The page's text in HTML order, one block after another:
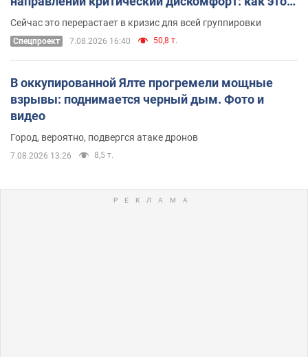
удалось
Сейчас это перерастает в кризис для всей группировки
Спецпроект 7.08.2026 16:40 50,8 т.
В оккупированной Ялте прогремели мощные
взрывы: поднимается черный дым. Фото и
видео
Город, вероятно, подвергся атаке дронов
7.08.2026 13:26 8,5 т.